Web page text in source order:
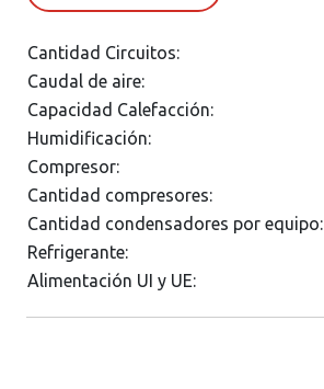
Cantidad Circuitos:
Caudal de aire:
Capacidad Calefacción:
Humidificación:
Compresor:
Cantidad compresores:
Cantidad condensadores por equipo:
Refrigerante:
Alimentación UI y UE: